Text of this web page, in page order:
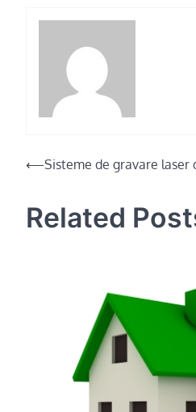
Post
⟵Sisteme de gravare
Related